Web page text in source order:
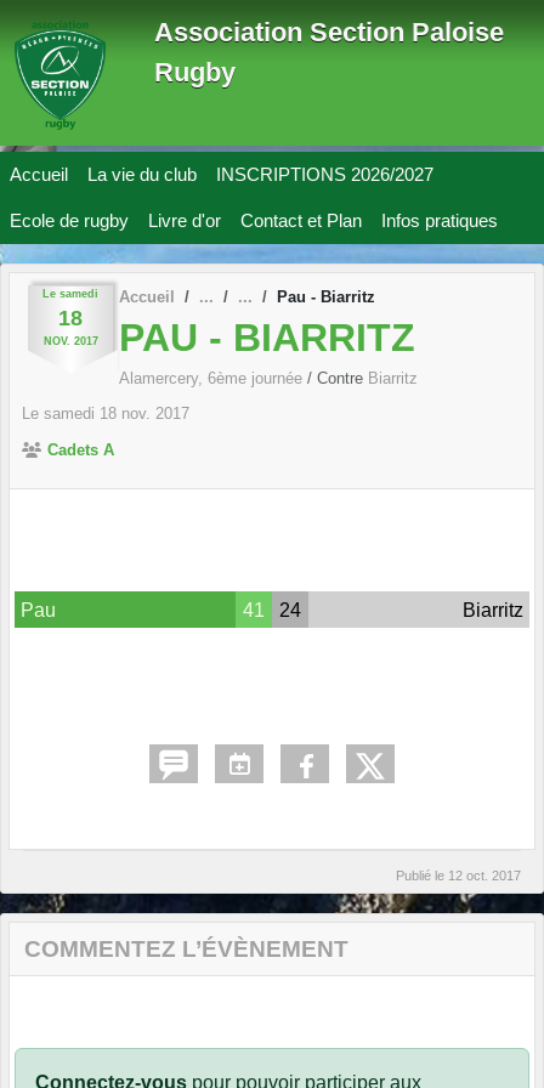
Association Section Paloise
Rugby
Accueil La vie du club INSCRIPTIONS 2026/2027
Ecole de rugby Livre d'or Contact et Plan Infos pratiques
Le samedi
18
NOV. 2017
Accueil Pau - Biarritz
PAU - BIARRITZ
Alamercery, 6ème journée / Contre Biarritz
Le samedi 18 nov. 2017
Cadets A
Pau 41 24 Biarritz
Publié le 12 oct. 2017
COMMENTEZ L’ÉVÈNEMENT
Connectez-vous pour pouvoir participer aux